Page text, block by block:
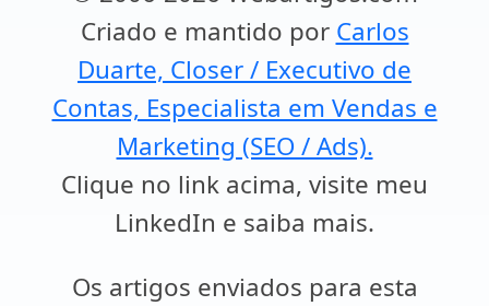
Criado e mantido por Carlos
Duarte, Closer / Executivo de
Contas, Especialista em Vendas e
Marketing (SEO / Ads).
Clique no link acima, visite meu
LinkedIn e saiba mais.
Os artigos enviados para esta